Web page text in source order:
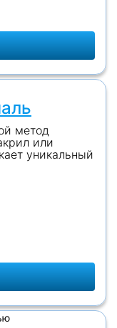
метод
или
уникальный